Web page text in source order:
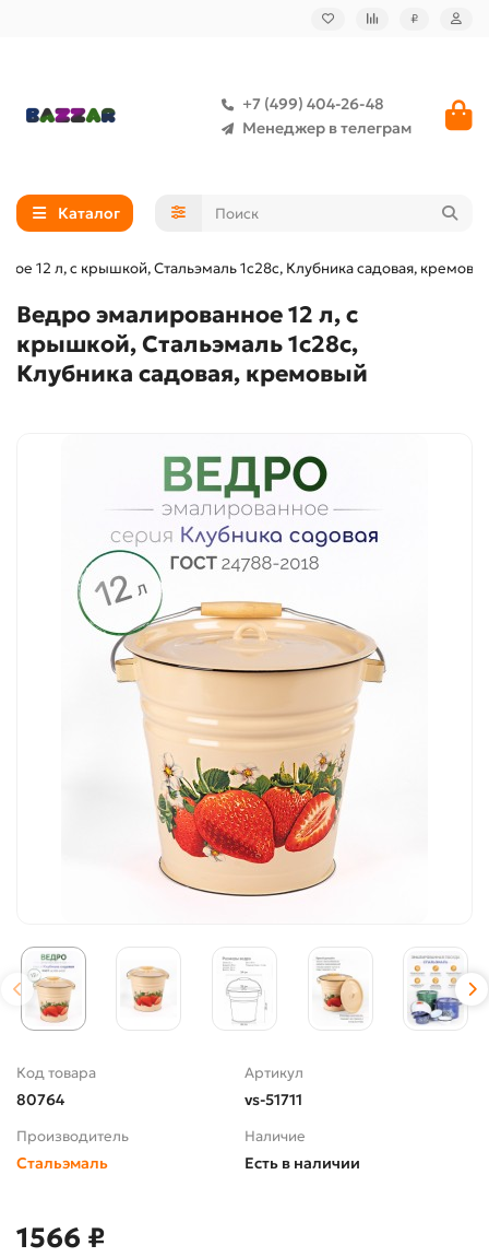
₽
+7 (499) 404-26-48
Менеджер в телеграм
Каталог
12 л, с крышкой, Стальэмаль 1с28с, Клубника садовая,
Ведро эмалированное 12 л, с
крышкой, Стальэмаль 1с28с,
Клубника садовая, кремовый
Код товара
80764
Артикул
vs-51711
Производитель
Стальэмаль
Наличие
Есть в наличии
1566 ₽